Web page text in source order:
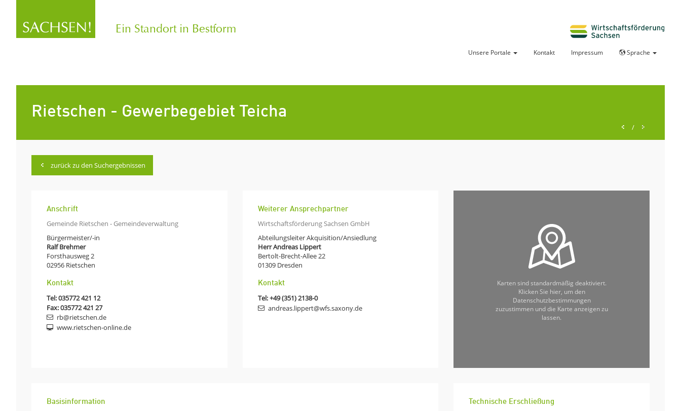
Ein Standort in Bestform
Unsere Portale Kontakt Impressum Sprache
Rietschen - Gewerbegebiet Teicha
/
zurück zu den Suchergebnissen
Anschrift
Gemeinde Rietschen - Gemeindeverwaltung
Bürgermeister/-in
Ralf Brehmer
Forsthausweg 2
02956 Rietschen
Kontakt
Tel:035772 421 12
Fax: 035772 421 27
rb@rietschen.de
www.rietschen-online.de
Weiterer Ansprechpartner
Wirtschaftsförderung Sachsen GmbH
Abteilungsleiter Akquisition/Ansiedlung
Herr Andreas Lippert
Bertolt-Brecht-Allee 22
01309 Dresden
Kontakt
Tel:+49 (351) 2138-0
andreas.lippert@wfs.saxony.de
Karten sind standardmäßig deaktiviert.
Klicken Sie hier, um den
Datenschutzbestimmungen
zuzustimmen und die Karte anzeigen zu
lassen.
Basisinformation Technische Erschließung